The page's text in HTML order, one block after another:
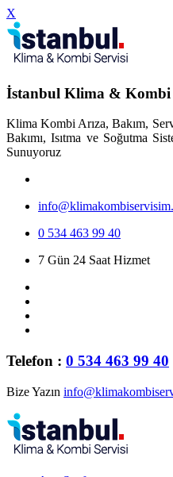
X
İstanbul Klima & Kombi
Klima Kombi Arıza, Bakım,
Bakımı, Isıtma ve Soğutma
Sunuyoruz
0 534 463 99 40
7 Gün 24 Saat Hizmet
Telefon : 0 534 463 99 40
Bize Yazın